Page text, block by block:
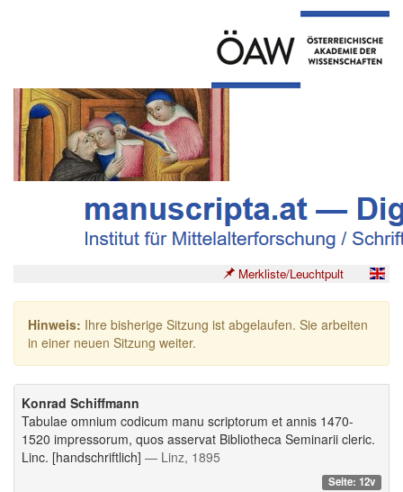
Merkliste/Leuchtpult
Hinweis: Ihre bisherige Sitzung ist abgelaufen. Sie arbeiten
in einer neuen Sitzung weiter.
Konrad Schiffmann
Tabulae omnium codicum manu scriptorum et annis 1470-
1520 impressorum, quos asservat Bibliotheca Seminarii cleric.
Linc. [handschriftlich] — Linz, 1895
Seite: 12v